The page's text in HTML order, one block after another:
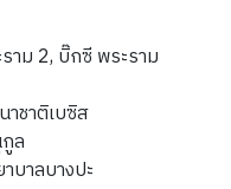
าม 2, บิ๊กซี พระราม
าชาติเบซิส
ล
บาลบางปะ